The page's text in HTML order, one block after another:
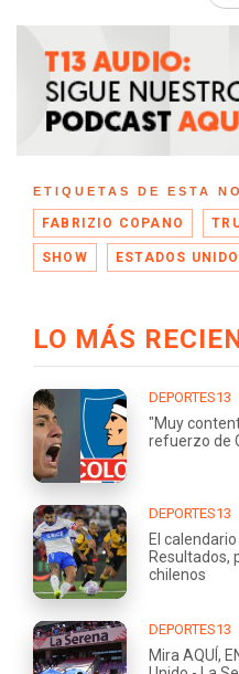
ETIQUETAS DE ESTA
FABRIZIO COPANO
SHOW ESTADOS
LO MÁS
DEPORTES13
"Muy
refuerzo de
DEPORTES13
El
Resultados,
chilenos
DEPORTES13
Mira AQUÍ,